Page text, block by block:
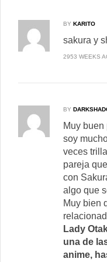
BY KARITO
sakura y
2953 WEEKS
BY
Muy
soy
veces
pareja
con
algo que
Muy bien
Lady
una de
anime,